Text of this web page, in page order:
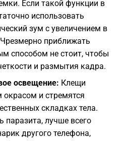
Если такой функции в
использовать
зум с увеличением в
приближать
способом не стоит, чтобы
и размытия кадра.
освещение: Клещи
и стремятся
складках тела.
паразита, лучше всего
другого телефона,